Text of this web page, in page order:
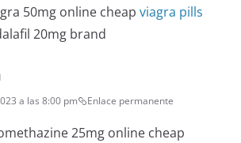
50mg online cheap viagra pills
20mg brand
a las 8:00 pm Enlace permanente
25mg online cheap